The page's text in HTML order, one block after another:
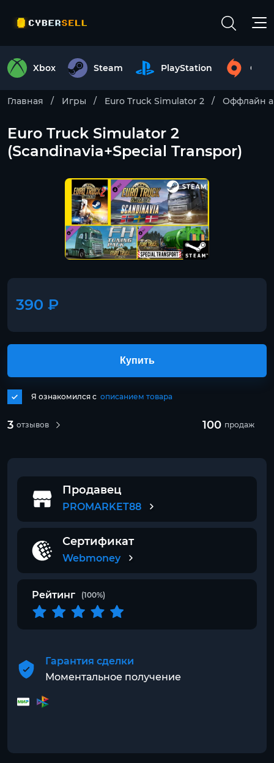
Xbox Steam PlayStation
Главная Игры Euro Truck Simulator 2 Оффлайн
Euro Truck Simulator 2
(Scandinavia+Special Transpor)
390 ₽
3 отзывов 100 продаж
Я ознакомился с описанием товара
Купить
Продавец
PROMARKET88
Сертификат
Webmoney
Рейтинг (100%)
Гарантия сделки
Моментальное получение